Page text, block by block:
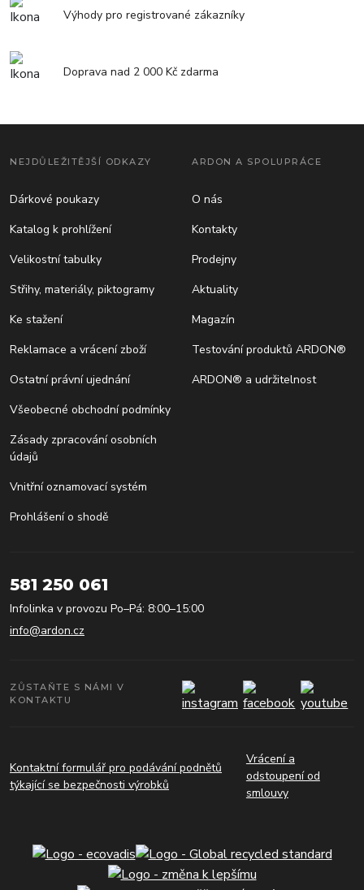
Výhody pro registrované zákazníky
Doprava nad 2 000 Kč zdarma
NEJDŮLEŽITĚJŠÍ ODKAZY
Dárkové poukazy
Katalog k prohlížení
Velikostní tabulky
Střihy, materiály, piktogramy
Ke stažení
Reklamace a vrácení zboží
Ostatní právní ujednání
Všeobecné obchodní podmínky
Zásady zpracování osobních
údajů
Vnitřní oznamovací systém
Prohlášení o shodě
ARDON A SPOLUPRÁCE
O nás
Kontakty
Prodejny
Aktuality
Magazín
Testování produktů ARDON®
ARDON® a udržitelnost
581 250 061
Infolinka v provozu Po–Pá: 8:00–15:00
info@ardon.cz
ZŮSTAŇTE S NÁMI V
KONTAKTU
Kontaktní formulář pro podávání podnětů
týkající se bezpečnosti výrobků
Vrácení a
odstoupení od
smlouvy